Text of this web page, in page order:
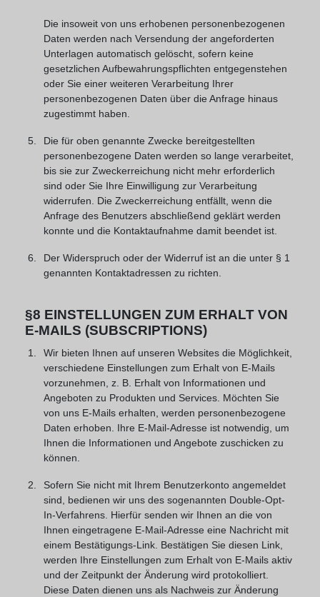
Die insoweit von uns erhobenen personenbezogenen
Daten werden nach Versendung der angeforderten
Unterlagen automatisch gelöscht, sofern keine
gesetzlichen Aufbewahrungspflichten entgegenstehen
oder Sie einer weiteren Verarbeitung Ihrer
personenbezogenen Daten über die Anfrage hinaus
zugestimmt haben.
Die für oben genannte Zwecke bereitgestellten
personenbezogene Daten werden so lange verarbeitet,
bis sie zur Zweckerreichung nicht mehr erforderlich
sind oder Sie Ihre Einwilligung zur Verarbeitung
widerrufen. Die Zweckerreichung entfällt, wenn die
Anfrage des Benutzers abschließend geklärt werden
konnte und die Kontaktaufnahme damit beendet ist.
Der Widerspruch oder der Widerruf ist an die unter § 1
genannten Kontaktadressen zu richten.
§8 EINSTELLUNGEN ZUM ERHALT VON
E-MAILS (SUBSCRIPTIONS)
Wir bieten Ihnen auf unseren Websites die Möglichkeit,
verschiedene Einstellungen zum Erhalt von E-Mails
vorzunehmen, z. B. Erhalt von Informationen und
Angeboten zu Produkten und Services. Möchten Sie
von uns E-Mails erhalten, werden personenbezogene
Daten erhoben. Ihre E-Mail-Adresse ist notwendig, um
Ihnen die Informationen und Angebote zuschicken zu
können.
Sofern Sie nicht mit Ihrem Benutzerkonto angemeldet
sind, bedienen wir uns des sogenannten Double-Opt-
In-Verfahrens. Hierfür senden wir Ihnen an die von
Ihnen eingetragene E-Mail-Adresse eine Nachricht mit
einem Bestätigungs-Link. Bestätigen Sie diesen Link,
werden Ihre Einstellungen zum Erhalt von E-Mails aktiv
und der Zeitpunkt der Änderung wird protokolliert.
Diese Daten dienen uns als Nachweis zur Änderung